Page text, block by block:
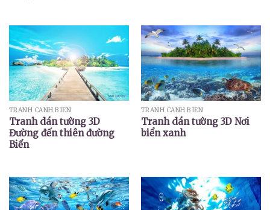
TRANH CẢNH BIỂN
Tranh dán tường 3D
Đường đến thiên đường
Biển
TRANH CẢNH BIỂN
Tranh dán tường 3D Nơi
biển xanh